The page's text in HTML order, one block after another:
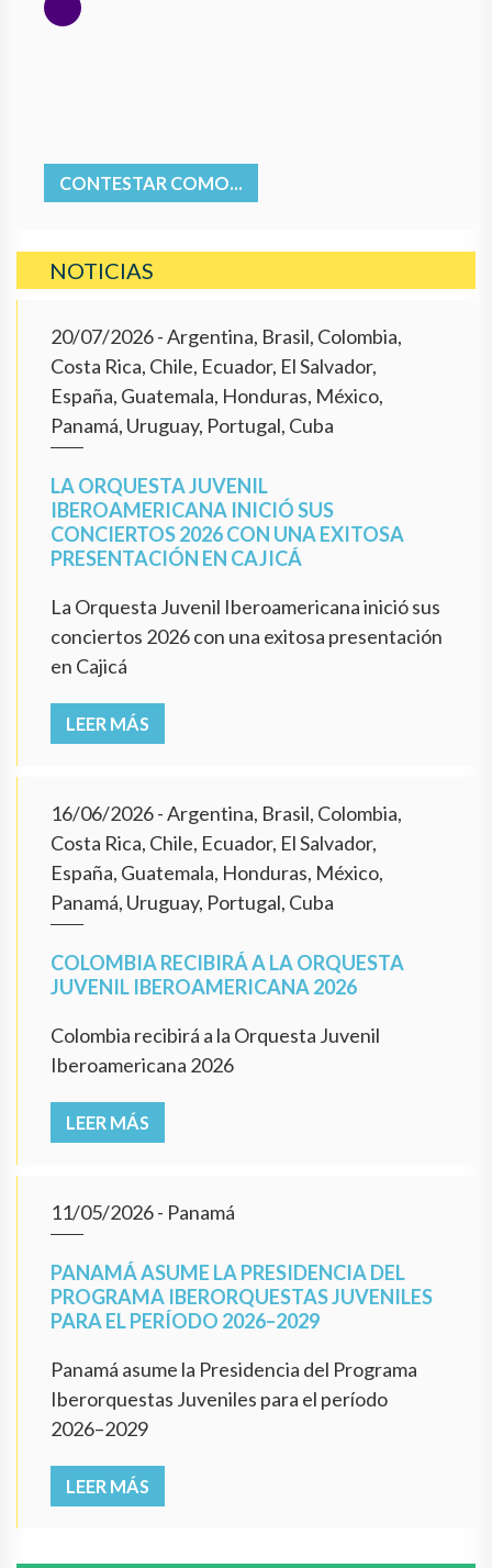
CONTESTAR COMO...
NOTICIAS
20/07/2026- Argentina, Brasil, Colombia,
Costa Rica, Chile, Ecuador, El Salvador,
España, Guatemala, Honduras, México,
Panamá, Uruguay, Portugal, Cuba
LA ORQUESTA JUVENIL
IBEROAMERICANA INICIÓ SUS
CONCIERTOS 2026 CON UNA EXITOSA
PRESENTACIÓN EN CAJICÁ
La Orquesta Juvenil Iberoamericana inició sus
conciertos 2026 con una exitosa presentación
en Cajicá
LEER MÁS
16/06/2026- Argentina, Brasil, Colombia,
Costa Rica, Chile, Ecuador, El Salvador,
España, Guatemala, Honduras, México,
Panamá, Uruguay, Portugal, Cuba
COLOMBIA RECIBIRÁ A LA ORQUESTA
JUVENIL IBEROAMERICANA 2026
Colombia recibirá a la Orquesta Juvenil
Iberoamericana 2026
LEER MÁS
11/05/2026- Panamá
PANAMÁ ASUME LA PRESIDENCIA DEL
PROGRAMA IBERORQUESTAS JUVENILES
PARA EL PERÍODO 2026–2029
Panamá asume la Presidencia del Programa
Iberorquestas Juveniles para el período
2026–2029
LEER MÁS